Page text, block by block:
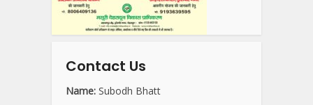
Contact Us
Name: Subodh Bhatt